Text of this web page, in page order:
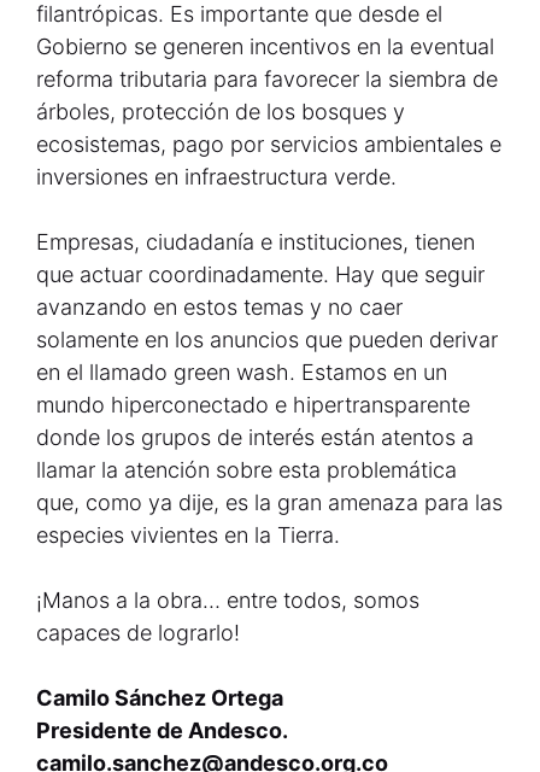
filantrópicas. Es importante que desde el
Gobierno se generen incentivos en la eventual
reforma tributaria para favorecer la siembra de
árboles, protección de los bosques y
ecosistemas, pago por servicios ambientales e
inversiones en infraestructura verde.
Empresas, ciudadanía e instituciones, tienen
que actuar coordinadamente. Hay que seguir
avanzando en estos temas y no caer
solamente en los anuncios que pueden derivar
en el llamado green wash. Estamos en un
mundo hiperconectado e hipertransparente
donde los grupos de interés están atentos a
llamar la atención sobre esta problemática
que, como ya dije, es la gran amenaza para las
especies vivientes en la Tierra.
¡Manos a la obra… entre todos, somos
capaces de lograrlo!
Camilo Sánchez Ortega
Presidente de Andesco.
camilo.sanchez@andesco.org.co